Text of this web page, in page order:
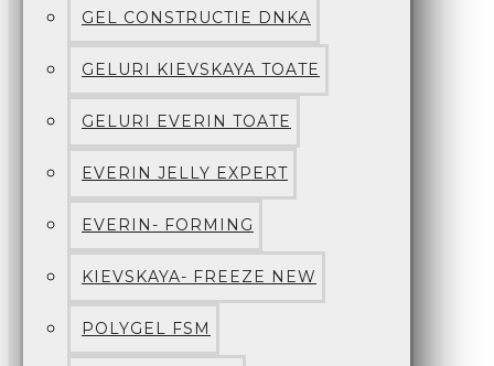
GEL CONSTRUCTIE DNKA
GELURI KIEVSKAYA TOATE
GELURI EVERIN TOATE
EVERIN JELLY EXPERT
EVERIN- FORMING
KIEVSKAYA- FREEZE NEW
POLYGEL FSM